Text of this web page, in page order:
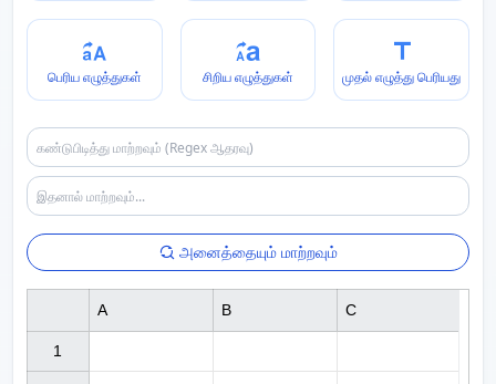
பெரிய எழுத்துகள் சிறிய எழுத்துகள் முதல் எழுத்து பெரியது
அனைத்தையும் மாற்றவும்
1
A B C